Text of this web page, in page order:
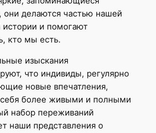
они делаются частью нашей
и помогают
кто мы есть.
изыскания
что индивиды, регулярно
новые впечатления,
себя более живыми и полными
набор переживаний
наши представления о